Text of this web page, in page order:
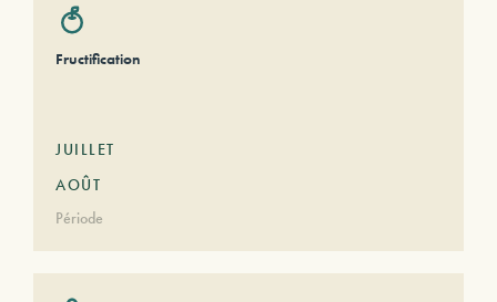
Fructification
JUILLET
AOÛT
Période